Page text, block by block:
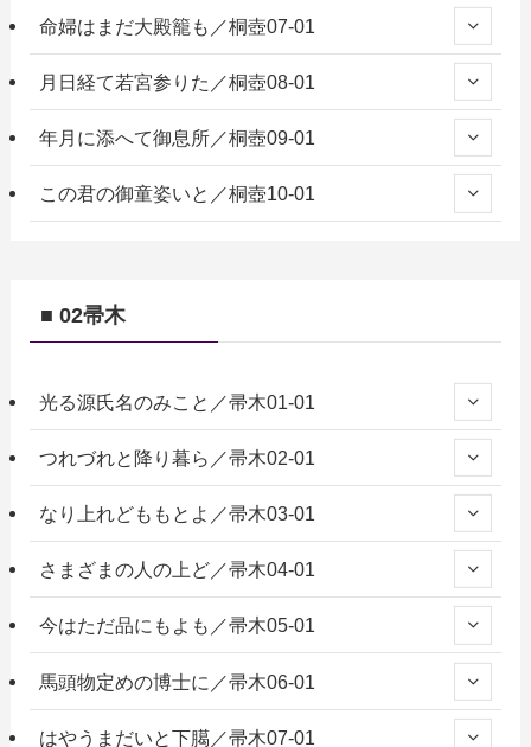
命婦はまだ大殿籠も／桐壺07-01
月日経て若宮参りた／桐壺08-01
年月に添へて御息所／桐壺09-01
この君の御童姿いと／桐壺10-01
■ 02帚木
光る源氏名のみこと／帚木01-01
つれづれと降り暮ら／帚木02-01
なり上れどももとよ／帚木03-01
さまざまの人の上ど／帚木04-01
今はただ品にもよも／帚木05-01
馬頭物定めの博士に／帚木06-01
はやうまだいと下臈／帚木07-01